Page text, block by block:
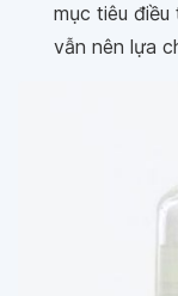
mục tiêu
vẫn nên lựa